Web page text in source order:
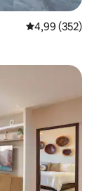
4,99 de uma
4,99 (352)